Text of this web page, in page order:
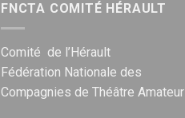
FNCTA COMITÉ HÉRAULT
Comité de l’Hérault
Fédération Nationale des
Compagnies de Théâtre Amateur